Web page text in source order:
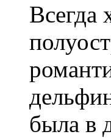
Всегда
была в